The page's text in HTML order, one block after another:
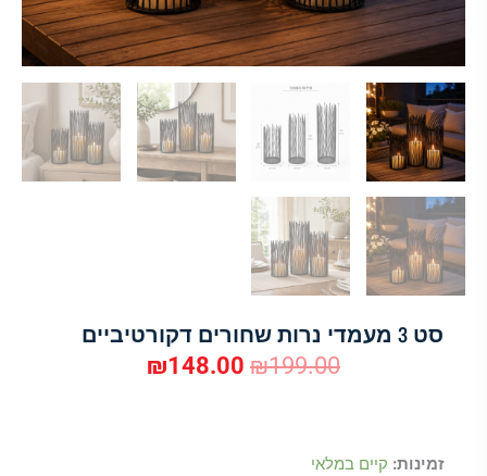
סט 3 מעמדי נרות שחורים דקורטיביים
₪199.00
₪148.00
זמינות: קיים במלאי